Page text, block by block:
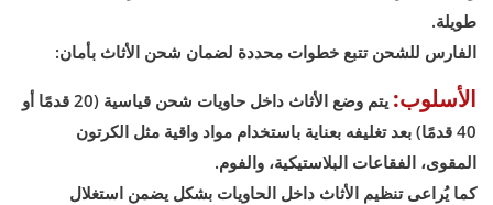
طويلة.
الفارس للشحن تتبع خطوات محددة لضمان شحن الأثاث بأمان:
الأسلوب:
يتم وضع الأثاث داخل حاويات شحن قياسية (20 قدمًا أو
40 قدمًا) بعد تغليفه بعناية باستخدام مواد واقية مثل الكرتون
المقوى، الفقاعات البلاستيكية، والفوم.
كما يُراعى تنظيم الأثاث داخل الحاويات بشكل يضمن استغلال